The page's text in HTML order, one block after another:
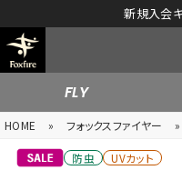
新規入会
FLY
HOME » フォックスファイヤー »
防虫 UVカット